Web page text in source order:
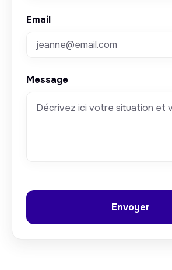
Email
Message